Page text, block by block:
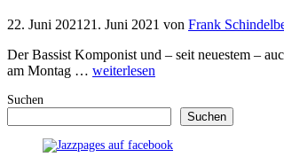
22. Juni 2021 21. Juni 2021 von Frank
Der Bassist Komponist und – seit neuestem –
am Montag … weiterlesen
Suchen
Suchen